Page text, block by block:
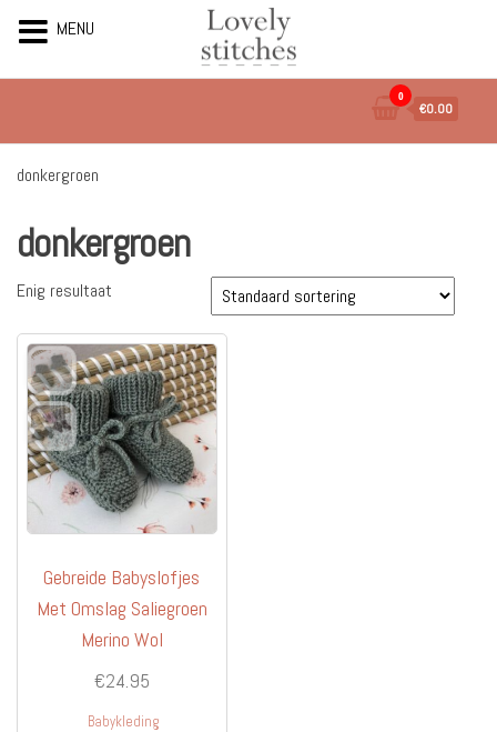
de
inhoud
0
€0.00
donkergroen
donkergroen
Enig resultaat
Gebreide Babyslofjes
Met Omslag Saliegroen
Merino Wol
€24.95
Babykleding
MENU